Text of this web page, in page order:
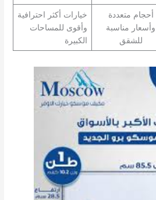
أحجام متعددة
وأسعار مناسبة
للشقق
خيارات أكثر احترافية
وأقوى للمساحات
الكبيرة